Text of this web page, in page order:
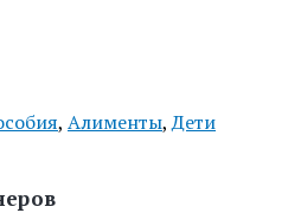
, Алименты,Дети